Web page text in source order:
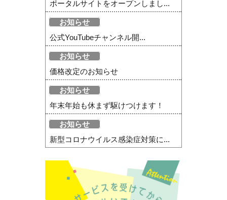
ポータルサイトをオープンしまし...
お知らせ
公式YouTubeチャンネル開...
お知らせ
価格改定のお知らせ
お知らせ
年末年始も休まず駆けつけます！
お知らせ
新型コロナウイルス感染症対策に...